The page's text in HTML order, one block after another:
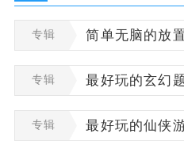
专辑 简单无脑的放
专辑 最好玩的玄幻
专辑 最好玩的仙侠